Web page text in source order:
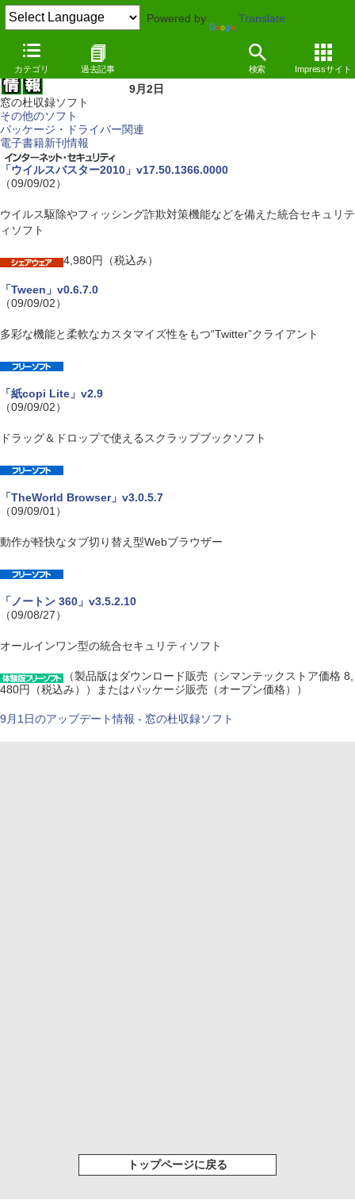
Powered by Translate
カテゴリ 過去記事 検索 Impressサイト
9月2日
窓の杜収録ソフト
その他のソフト
パッケージ・ドライバー関連
電子書籍新刊情報
「ウイルスバスター2010」v17.50.1366.0000
（09/09/02）
ウイルス駆除やフィッシング詐欺対策機能などを備えた統合セキュリテ
ィソフト
4,980円（税込み）
「Tween」v0.6.7.0
（09/09/02）
多彩な機能と柔軟なカスタマイズ性をもつ“Twitter”クライアント
「紙copi Lite」v2.9
（09/09/02）
ドラッグ＆ドロップで使えるスクラップブックソフト
「TheWorld Browser」v3.0.5.7
（09/09/01）
動作が軽快なタブ切り替え型Webブラウザー
「ノートン 360」v3.5.2.10
（09/08/27）
オールインワン型の統合セキュリティソフト
（製品版はダウンロード販売（シマンテックストア価格 8,
480円（税込み））またはパッケージ販売（オープン価格））
9月1日のアップデート情報 - 窓の杜収録ソフト
トップページに戻る